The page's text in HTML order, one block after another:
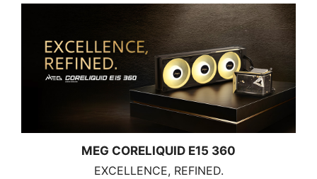
MEG CORELIQUID E15 360
EXCELLENCE, REFINED.